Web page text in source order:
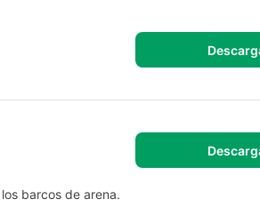
barcos de arena.